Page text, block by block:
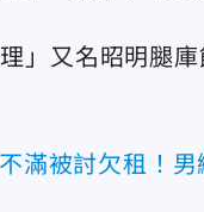
」又名昭明腿
不滿被討欠租！